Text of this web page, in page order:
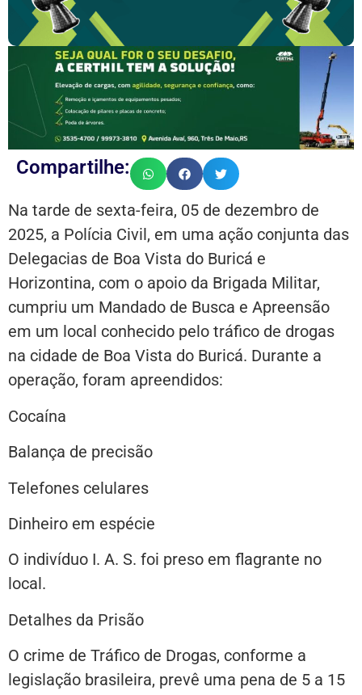
Compartilhe:
Na tarde de sexta-feira, 05 de dezembro de
2025, a Polícia Civil, em uma ação conjunta das
Delegacias de Boa Vista do Buricá e
Horizontina, com o apoio da Brigada Militar,
cumpriu um Mandado de Busca e Apreensão
em um local conhecido pelo tráfico de drogas
na cidade de Boa Vista do Buricá. Durante a
operação, foram apreendidos:
Cocaína
Balança de precisão
Telefones celulares
Dinheiro em espécie
O indivíduo I. A. S. foi preso em flagrante no
local.
Detalhes da Prisão
O crime de Tráfico de Drogas, conforme a
legislação brasileira, prevê uma pena de 5 a 15